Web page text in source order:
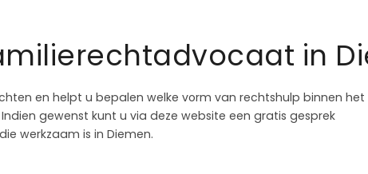
in
en helpt u bepalen welke vorm van rechtshulp binnen het
gewenst kunt u via deze website een gratis gesprek
werkzaam is in Diemen.